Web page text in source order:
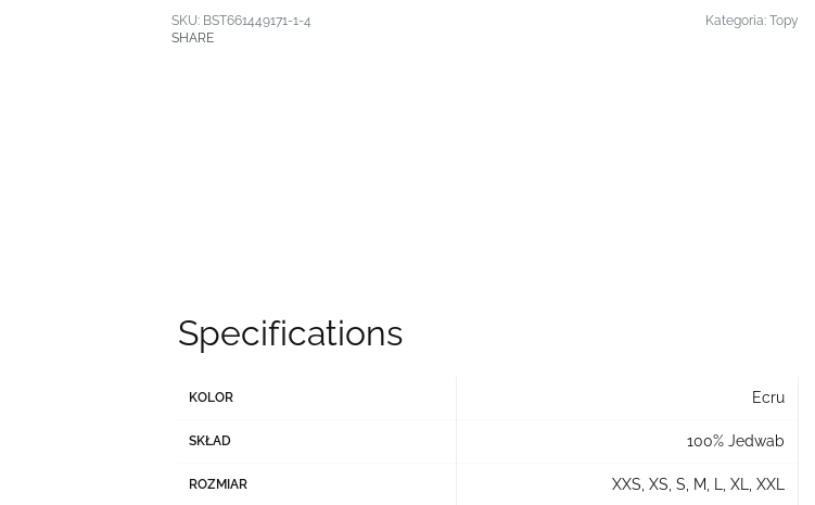
BST661449171-1-4 Kategoria: Topy
SHARE
Specifications
KOLOR Ecru
SKŁAD 100% Jedwab
ROZMIAR XXS, XS, S, M, L, XL, XXL